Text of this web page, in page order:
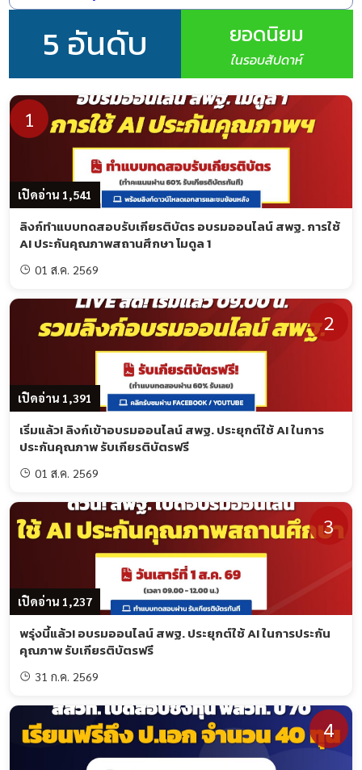
5 อันดับ ยอดนิยม
ในรอบสัปดาห์
เปิดอ่าน 1,541
1
ลิงก์ทำแบบทดสอบรับเกียรติบัตร อบรมออนไลน์ สพฐ. การใช้
AI ประกันคุณภาพสถานศึกษา โมดูล 1
01 ส.ค. 2569
เปิดอ่าน 1,391
2
เริ่มแล้ว! ลิงก์เข้าอบรมออนไลน์ สพฐ. ประยุกต์ใช้ AI ในการ
ประกันคุณภาพ รับเกียรติบัตรฟรี
01 ส.ค. 2569
เปิดอ่าน 1,237
3
พรุ่งนี้แล้ว! อบรมออนไลน์ สพฐ. ประยุกต์ใช้ AI ในการประกัน
คุณภาพ รับเกียรติบัตรฟรี
31 ก.ค. 2569
4